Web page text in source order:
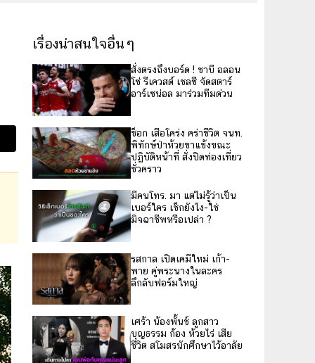
เรื่องน่าสนใจอื่นๆ
สั่งตรงถึงบอร์ด ! ชาบี อลอน
โซ่ รีเควสต์ เชลซี จัดสตาร์
อาร์เซน่อล มาร่วมทีมด่วน
ช็อก เสือโคร่ง คร่าชีวิต จนท.
พิทักษ์ป่าห้วยขาแข้งขณะ
ปฏิบัติหน้าที่ สั่งปิดท่องเที่ยว
ชั่วคราว
มีคนโทร. มา แต่ไม่รู้ว่าเป็น
เบอร์ใคร เช็กยังไง-ใช่
มิจฉาชีพหรือเปล่า ?
รสกาล เปิดเคมีใหม่ เก้า-
พาย คู่พระนางในละคร
ลึกลับฟอร์มใหญ่
เศร้า น้องพั้นช์ ลูกสาว
บุญธรรม ก้อง ห้วยไร่ เสีย
ชีวิต สโมสรนักศึกษาไว้อาลัย